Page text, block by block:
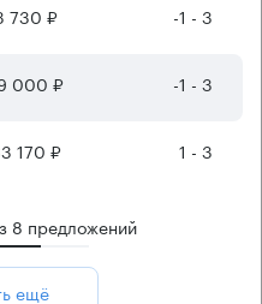
730 ₽ -1 - 3
000 ₽ -1 - 3
170 ₽ 1 - 3
8 предложений
ещё